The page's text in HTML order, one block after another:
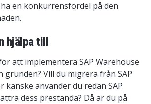
en konkurrensfördel på den
hjälpa till
att implementera SAP Warehouse
grunden? Vill du migrera från SAP
kanske använder du redan SAP
dess prestanda? Då är du på